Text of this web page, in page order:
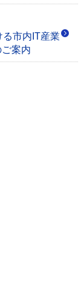
る市内IT産業
ご案内